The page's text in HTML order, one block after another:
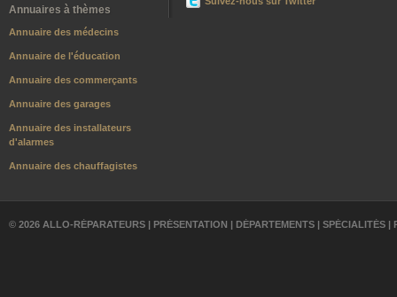
Annuaires à thèmes
Annuaire des médecins
Annuaire de l'éducation
Annuaire des commerçants
Annuaire des garages
Annuaire des installateurs
d'alarmes
Annuaire des chauffagistes
© 2026 ALLO-RÉPARATEURS | PRÉSENTATION | DÉPARTEMENTS | SPÉCIALITÉS |